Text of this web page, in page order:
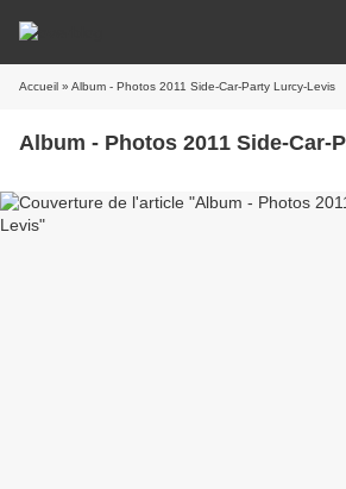
Accueil » Album - Photos 2011 Side-Car-Party Lurcy-Levis
Album - Photos 2011 Side-Car-